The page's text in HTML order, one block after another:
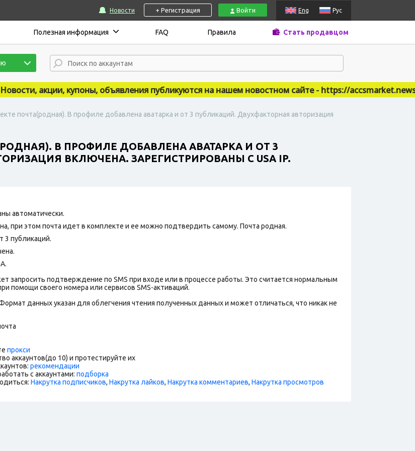
Новости + Регистрация Войти Eng Рус
Полезная информация FAQ Правила Стать продавцом
акции, купоны, объявления публикуются на нашем новостном сайте - https://accsmarket.news
почта(родная). В профиле добавлена аватарка и от 3 публикаций. Двухфакторная авторизация
В ПРОФИЛЕ ДОБАВЛЕНА АВАТАРКА И ОТ 3
ВКЛЮЧЕНА. ЗАРЕГИСТРИРОВАНЫ С USA IP.
автоматически.
при этом почта идет в комплекте и ее можно подтвердить самому. Почта родная.
3 публикаций.
запросить подтверждение по SMS при входе или в процессе работы. Это считается нормальным
помощи своего номера или сервисов SMS-активаций.
данных указан для облегчения чтения полученных данных и может отличаться, что никак не
прокси
аккаунтов(до 10) и протестируйте их
рекомендации
с аккаунтами: подборка
Накрутка подписчиков, Накрутка лайков, Накрутка комментариев, Накрутка просмотров